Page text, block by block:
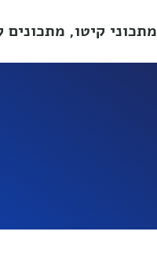
מתכוני קיטו, מתכונים